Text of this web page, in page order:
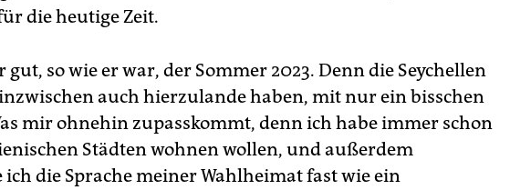
die heutige Zeit.
gut, so wie er war, der Sommer 2023. Denn die Seychellen
auch hierzulande haben, mit nur ein bisschen
mir ohnehin zupasskommt, denn ich habe immer schon
Städten wohnen wollen, und außerdem
ich die Sprache meiner Wahlheimat fast wie ein